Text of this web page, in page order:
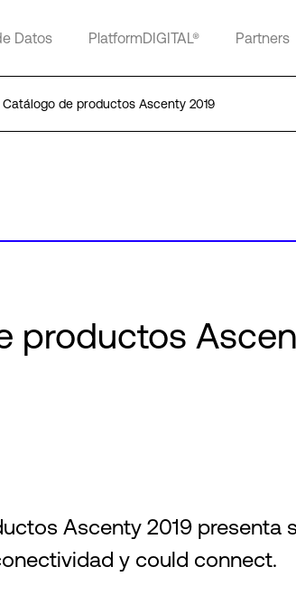
Datos PlatformDIGITAL® Partners
Catálogo de productos Ascenty 2019
productos
Ascenty 2019 presenta
y could connect.